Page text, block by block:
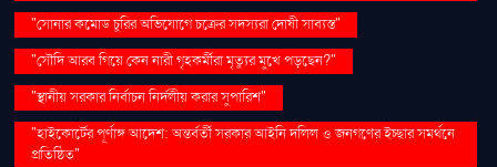
"সোনার কমোড চুরির অভিযোগে চক্রের সদস্যরা দোষী সাব্যস্ত"
"সৌদি আরব গিয়ে কেন নারী গৃহকর্মীরা মৃত্যুর মুখে পড়ছেন?"
"স্থানীয় সরকার নির্বাচন নির্দলীয় করার সুপারিশ"
"হাইকোর্টের পূর্ণাঙ্গ আদেশ: অন্তর্বর্তী সরকার আইনি দলিল ও জনগণের ইচ্ছার সমর্থনে
প্রতিষ্ঠিত"